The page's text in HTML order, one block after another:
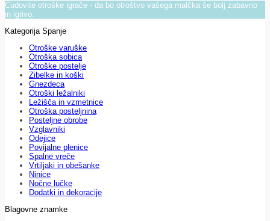
Čudovite otroške igrače - da bo otroštvo vašega malčka še bolj zabavno
in igrivo.
Kategorija Spanje
Otroške varuške
Otroška sobica
Otroške postelje
Zibelke in koški
Gnezdeca
Otroški ležalniki
Ležišča in vzmetnice
Otroška posteljnina
Posteljne obrobe
Vzglavniki
Odejice
Povijalne plenice
Spalne vreče
Vrtiljaki in obešanke
Ninice
Nočne lučke
Dodatki in dekoracije
Blagovne znamke